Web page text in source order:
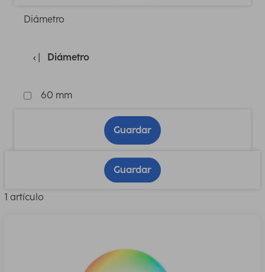
Diámetro
Diámetro
60 mm
Guardar
Guardar
1 artículo